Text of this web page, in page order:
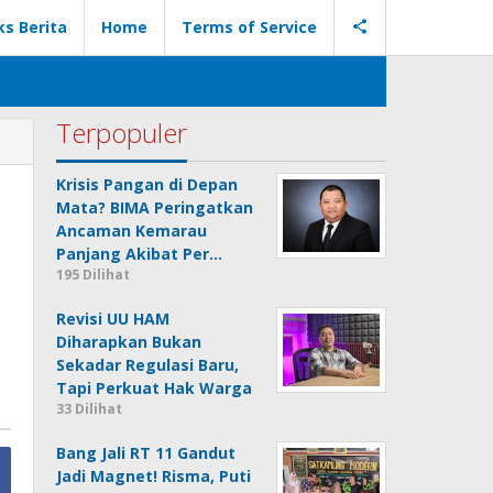
Berita Home Terms of Service
Terpopuler
Krisis Pangan di Depan
Mata? BIMA Peringatkan
Ancaman Kemarau
Panjang Akibat Per…
195 Dilihat
Revisi UU HAM
Diharapkan Bukan
Sekadar Regulasi Baru,
Tapi Perkuat Hak Warga
33 Dilihat
Bang Jali RT 11 Gandut
Jadi Magnet! Risma, Puti